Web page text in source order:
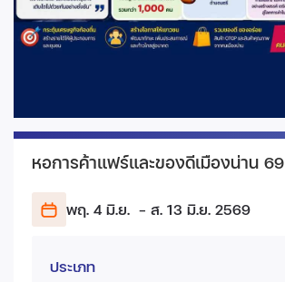
หอการค้าแฟร์และของดีเมืองน่าน 69
พฤ. 4 มิ.ย. - ส. 13 มิ.ย. 2569
ประเภท